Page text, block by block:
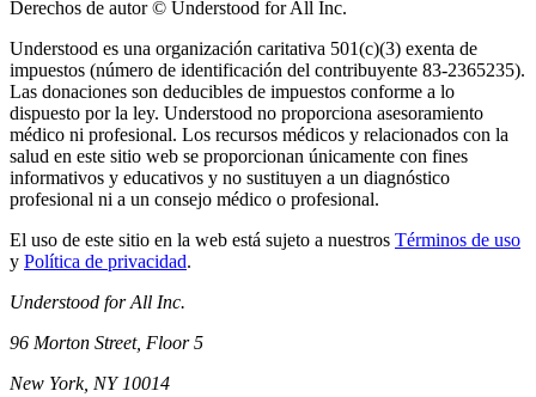
Derechos de autor © Understood for All Inc.
Understood es una organización caritativa 501(c)(3) exenta de
impuestos (número de identificación del contribuyente 83-2365235).
Las donaciones son deducibles de impuestos conforme a lo
dispuesto por la ley. Understood no proporciona asesoramiento
médico ni profesional. Los recursos médicos y relacionados con la
salud en este sitio web se proporcionan únicamente con fines
informativos y educativos y no sustituyen a un diagnóstico
profesional ni a un consejo médico o profesional.
El uso de este sitio en la web está sujeto a nuestros Términos de uso
y Política de privacidad.
Understood for All Inc.
96 Morton Street, Floor 5
New York, NY 10014